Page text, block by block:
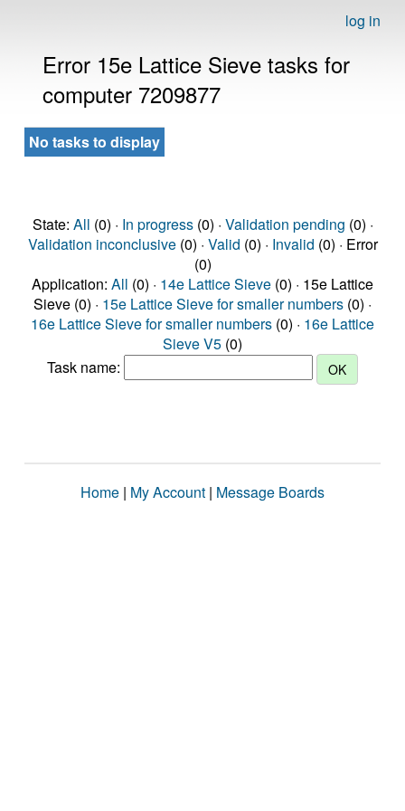
log in
Error 15e Lattice Sieve tasks for
computer 7209877
No tasks to display
State: All (0) · In progress(0) · Validation pending (0) ·
Validation inconclusive(0) · Valid (0) · Invalid (0) · Error
(0)
Application: All (0) · 14e Lattice Sieve (0) · 15e Lattice
Sieve (0) · 15e Lattice Sieve for smaller numbers (0) ·
16e Lattice Sieve for smaller numbers (0) · 16e Lattice
Sieve V5 (0)
Task name:
Home | My Account | Message Boards